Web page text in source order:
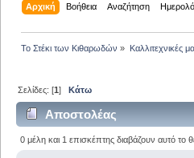
Αρχική Βοήθεια Αναζήτηση
Το Στέκι των Κιθαρωδών » Καλλιτεχνικές
Σελίδες: [1]Κάτω
Αποστολέας
0 μέλη και 1 επισκέπτης διαβάζουν αυτό το